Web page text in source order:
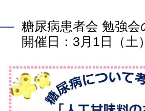
糖尿病患者会 勉強
開催日：3月1日（土）